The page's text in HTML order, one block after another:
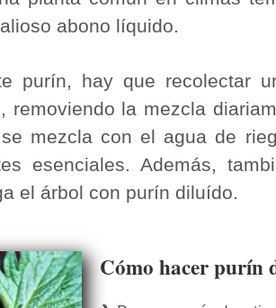
abono líquido.
purín, hay que recolectar
removiendo la mezcla
mezcla con el agua de
esenciales. Además,
el árbol con purín diluído.
Cómo hacer purín